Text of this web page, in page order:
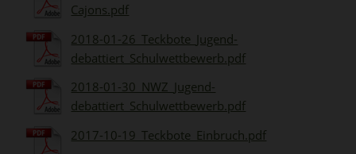
Cajons.pdf
2018-01-26_Teckbote_Jugend-
debattiert_Schulwettbewerb.pdf
2018-01-30_NWZ_Jugend-
debattiert_Schulwettbewerb.pdf
2017-10-19_Teckbote_Einbruch.pdf